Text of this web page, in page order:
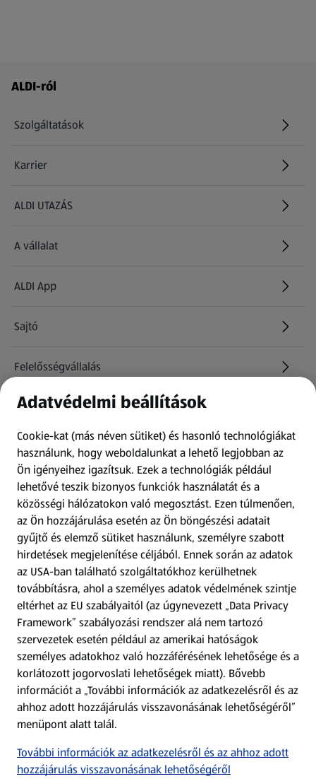
Láblécmenü - további linkek
ALDI-ról
Szolgáltatások
Karrier
(új oldalon nyílik meg)
ALDI UTAZÁS
(új oldalon nyílik meg)
A vállalat
ALDI App
Sajtó
Felelősségvállalás
Információk
Kérdőív
Fizetési lehetőségek
ALDI utalványok
Árcsökkentés
Adattörlő alkalmazás
Szervizpont
(új oldalon nyílik meg)
Fedezz fel minket az interneten!
Töltsd le az ALDI Magyarország applikációt!
Adatvédelmi beállítások
Cookie-kat (más néven sütiket) és hasonló technológiákat
használunk, hogy weboldalunkat a lehető legjobban az
Ön igényeihez igazítsuk. Ezek a technológiák például
lehetővé teszik bizonyos funkciók használatát és a
közösségi hálózatokon való megosztást. Ezen túlmenően,
az Ön hozzájárulása esetén az Ön böngészési adatait
gyűjtő és elemző sütiket használunk, személyre szabott
hirdetések megjelenítése céljából. Ennek során az adatok
az USA-ban található szolgáltatókhoz kerülhetnek
továbbításra, ahol a személyes adatok védelmének szintje
eltérhet az EU szabályaitól (az úgynevezett „Data Privacy
Framework” szabályozási rendszer alá nem tartozó
szervezetek esetén például az amerikai hatóságok
személyes adatokhoz való hozzáférésének lehetősége és a
korlátozott jogorvoslati lehetőségek miatt). Bővebb
információt a „További információk az adatkezelésről és az
ahhoz adott hozzájárulás visszavonásának lehetőségéről”
menüpont alatt talál.
További információk az adatkezelésről és az ahhoz adott
hozzájárulás visszavonásának lehetőségéről